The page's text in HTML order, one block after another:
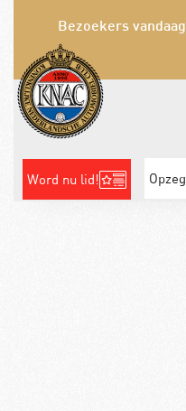
Bezoekers
Word nu lid!